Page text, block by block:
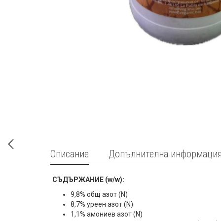
Описание Допълнителна
СЪДЪРЖАНИЕ (w/w):
9,8% общ азот (N)
8,7% уреен азот (N)
1,1% амониев азот (N)